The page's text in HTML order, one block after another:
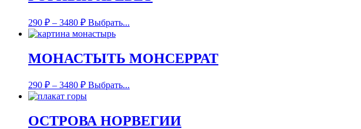
290 ₽ – 3480 ₽ Выбрать...
МОНАСТЫТЬ МОНСЕРРАТ
290 ₽ – 3480 ₽ Выбрать...
ОСТРОВА НОРВЕГИИ